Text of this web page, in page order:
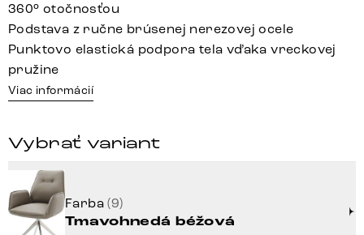
360° otočnosťou
Podstava z ručne brúsenej nerezovej ocele
Punktovo elastická podpora tela vďaka vreckovej
pružine
Viac informácií
Vybrať variant
Farba(9)
Tmavohnedá béžová